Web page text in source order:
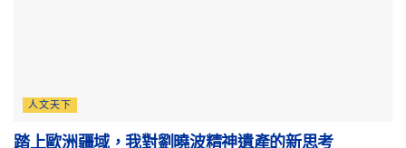
人文天下
踏上歐洲疆域，我對劉曉波精神遺產的新思考